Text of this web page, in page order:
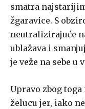
smatra
žgaravice. S
neutralizirajuće
ublažava i
je veže na sebe
Upravo zbog
želucu jer, iako